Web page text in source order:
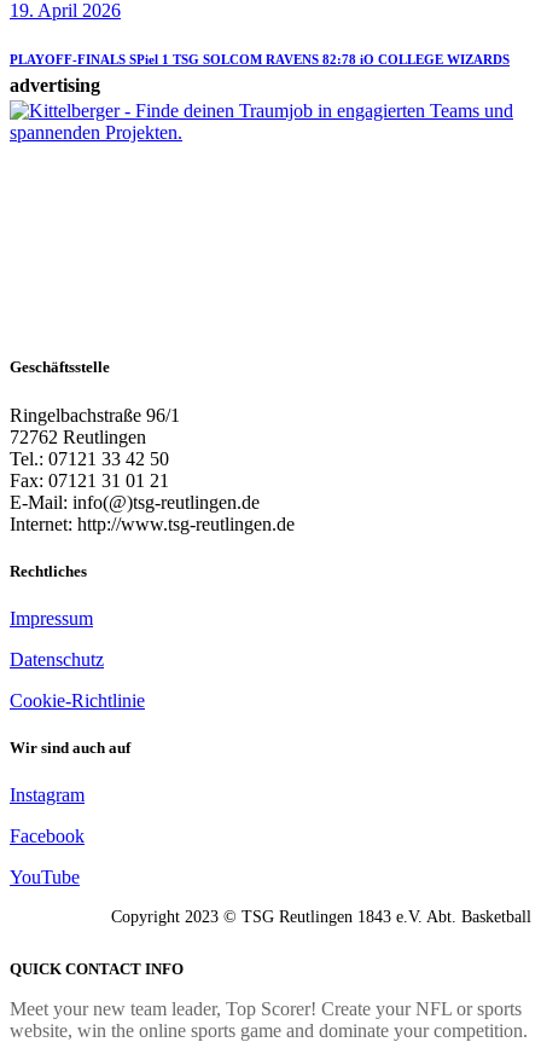
19. April 2026
PLAYOFF-FINALS SPiel 1 TSG SOLCOM RAVENS 82:78 iO COLLEGE WIZARDS
advertising
Geschäftsstelle
Ringelbachstraße 96/1
72762 Reutlingen
Tel.: 07121 33 42 50
Fax: 07121 31 01 21
E-Mail: info(@)tsg-reutlingen.de
Internet: http://www.tsg-reutlingen.de
Rechtliches
Impressum
Datenschutz
Cookie-Richtlinie
Wir sind auch auf
Instagram
Facebook
YouTube
Copyright 2023 © TSG Reutlingen 1843 e.V. Abt. Basketball
QUICK CONTACT INFO
Meet your new team leader, Top Scorer! Create your NFL or sports
website, win the online sports game and dominate your competition.